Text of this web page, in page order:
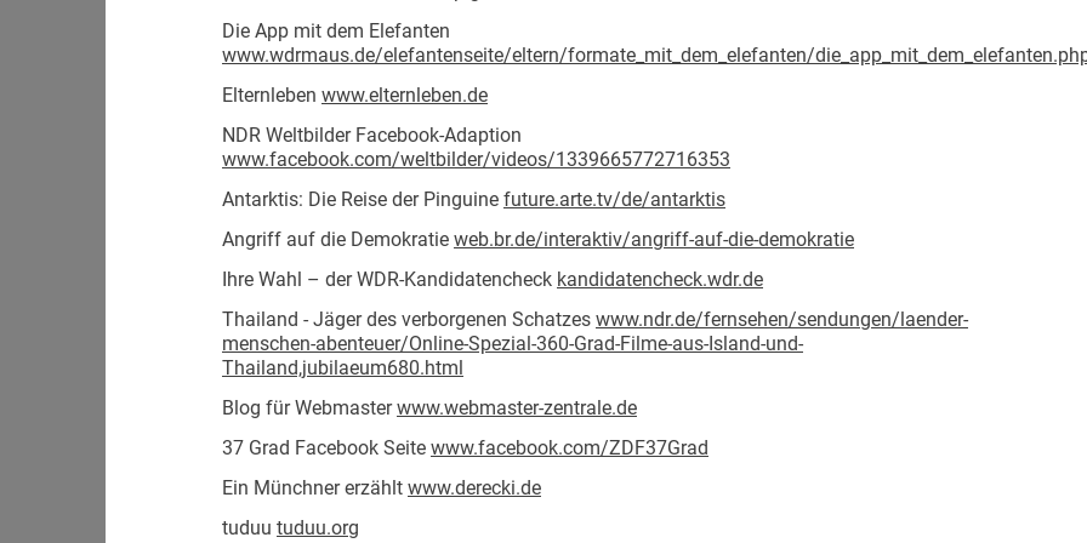
Die App mit dem Elefanten
www.wdrmaus.de/elefantenseite/eltern/formate_mit_dem_elefanten/
Elternleben www.elternleben.de
NDR Weltbilder Facebook-Adaption
www.facebook.com/weltbilder/videos/1339665772716353
Antarktis: Die Reise der Pinguine future.arte.tv/de/antarktis
Angriff auf die Demokratie web.br.de/interaktiv/angriff-auf-die-demokratie
Ihre Wahl – der WDR-Kandidatencheck kandidatencheck.wdr.de
Thailand - Jäger des verborgenen Schatzes www.ndr.de/fernsehen/sendungen/laender-
menschen-abenteuer/Online-Spezial-360-Grad-Filme-aus-Island-und-
Thailand,jubilaeum680.html
Blog für Webmasterwww.webmaster-zentrale.de
37 Grad Facebook Seite www.facebook.com/ZDF37Grad
Ein Münchner erzählt www.derecki.de
tuduu tuduu.org